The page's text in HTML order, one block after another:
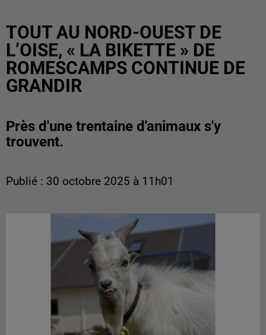
TOUT AU NORD-OUEST DE
L’OISE, « LA BIKETTE » DE
ROMESCAMPS CONTINUE DE
GRANDIR
Près d'une trentaine d'animaux s'y
trouvent.
Publié : 30 octobre 2025 à 11h01